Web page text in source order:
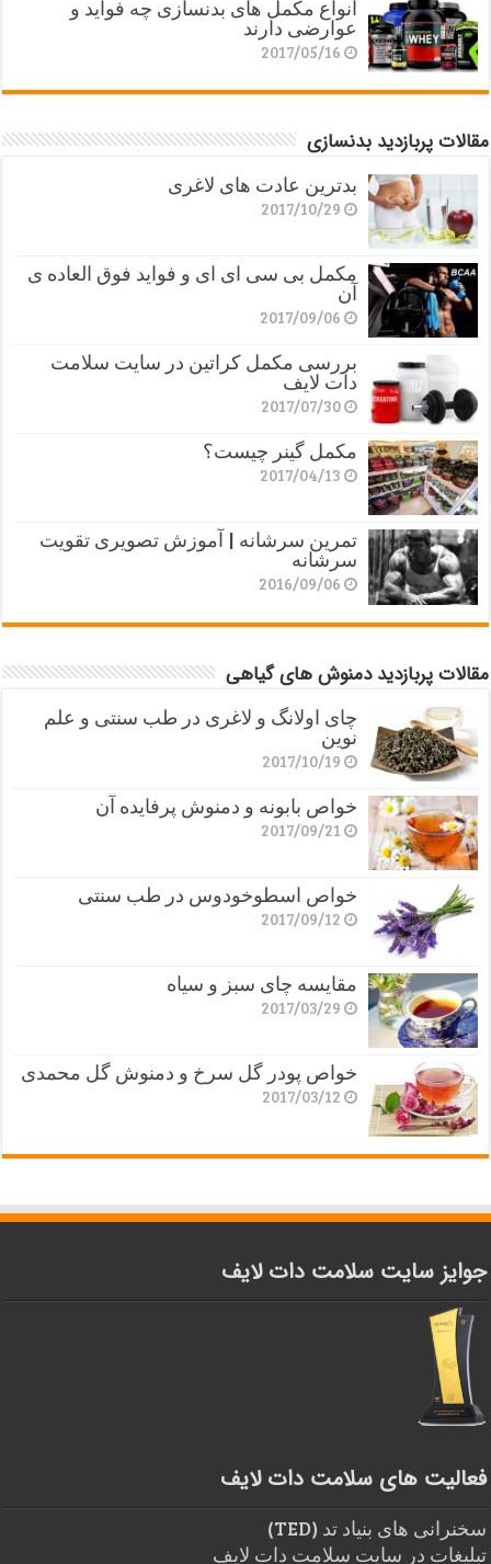
انواع مکمل های بدنسازی چه فواید و
عوارضی دارند
2017/05/16
مقالات پربازدید بدنسازی
بدترین عادت های لاغری
2017/10/29
مکمل بی سی ای ای و فواید فوق العاده ی
آن
2017/09/06
بررسی مکمل کراتین در سایت سلامت
دات لایف
2017/07/30
مکمل گینر چیست؟
2017/04/13
تمرین سرشانه | آموزش تصویری تقویت
سرشانه
2016/09/06
مقالات پربازدید دمنوش های گیاهی
چای اولانگ و لاغری در طب سنتی و علم
نوین
2017/10/19
خواص بابونه و دمنوش پرفایده آن
2017/09/21
خواص اسطوخودوس در طب سنتی
2017/09/12
مقایسه چای سبز و سیاه
2017/03/29
خواص پودر گل سرخ و دمنوش گل محمدی
2017/03/12
جوایز سایت سلامت دات لایف
فعالیت های سلامت دات لایف
سخنرانی های بنیاد تد (TED)
تبلیغات در سایت سلامت دات لایف